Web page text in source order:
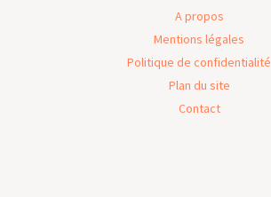
A propos
Mentions légales
Politique de confidentialité
Plan du site
Contact